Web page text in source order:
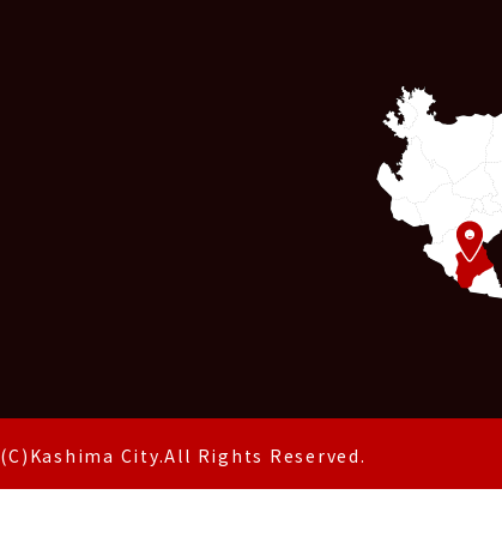
(C)Kashima City.All Rights Reserved.